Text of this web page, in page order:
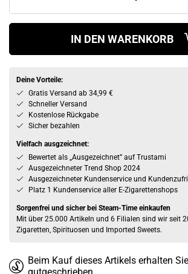
IN DEN WARENKORB
Deine Vorteile:
Gratis Versand ab 34,99 €
Schneller Versand
Kostenlose Rückgabe
Sicher bezahlen
Vielfach ausgzeichnet:
Bewertet als „Ausgezeichnet” auf Trustami
Ausgezeichneter Trend Shop 2024
Ausgezeichneter Kundenservice und
Platz 1 Kundenservice aller E-Zigarettenshops
Sorgenfrei und sicher bei Steam-Time einkaufen
Mit über 25.000 Artikeln und 6 Filialen sind wir seit
Zigaretten, Spirituosen und Imported Sweets.
Beim Kauf dieses Artikels erhalten Sie